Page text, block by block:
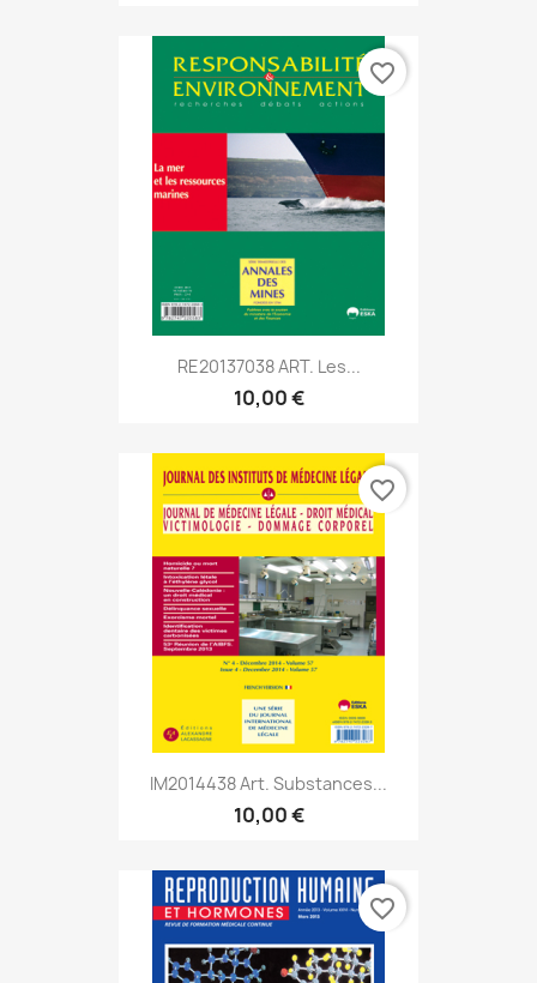
RE20137038 ART. Les...
10,00 €
favorite_border
IM2014438 Art. Substances...
10,00 €
favorite_border
favorite_border